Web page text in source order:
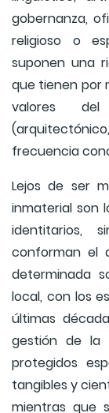
gobernanza,
religioso o
suponen una
que tienen por
valores
frecuencia
Lejos de ser
inmaterial son
identitarios,
conforman el
determinada
local, con los
últimas
gestión de la
protegidos
tangibles y
mientras que